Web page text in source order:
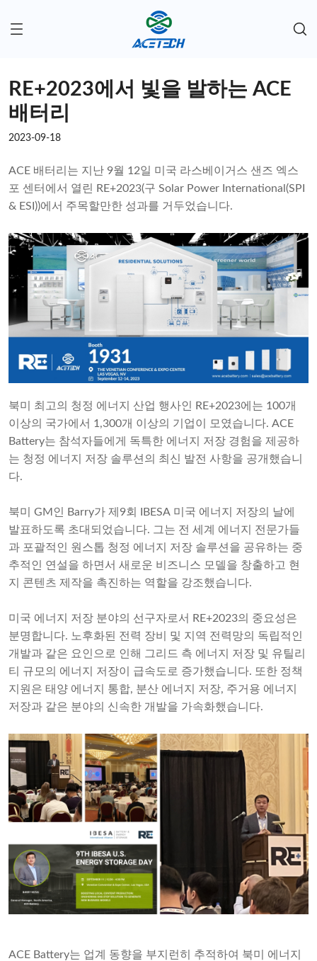
RE+2023에서 빛을 발하는 ACE
배터리
2023-09-18
ACE 배터리는 지난 9월 12일 미국 라스베이거스 샌즈 엑스
포 센터에서 열린 RE+2023(구 Solar Power International(SPI
& ESI))에서 주목할만한 성과를 거두었습니다.
북미 최고의 청정 에너지 산업 행사인 RE+2023에는 100개
이상의 국가에서 1,300개 이상의 기업이 모였습니다. ACE
Battery는 참석자들에게 독특한 에너지 저장 경험을 제공하
는 청정 에너지 저장 솔루션의 최신 발전 사항을 공개했습니
다.
북미 GM인 Barry가 제9회 IBESA 미국 에너지 저장의 날에
발표하도록 초대되었습니다. 그는 전 세계 에너지 전문가들
과 포괄적인 원스톱 청정 에너지 저장 솔루션을 공유하는 중
추적인 연설을 하면서 새로운 비즈니스 모델을 창출하고 현
지 콘텐츠 제작을 촉진하는 역할을 강조했습니다.
미국 에너지 저장 분야의 선구자로서 RE+2023의 중요성은
분명합니다. 노후화된 전력 장비 및 지역 전력망의 독립적인
개발과 같은 요인으로 인해 그리드 측 에너지 저장 및 유틸리
티 규모의 에너지 저장이 급속도로 증가했습니다. 또한 정책
지원은 태양 에너지 통합, 분산 에너지 저장, 주거용 에너지
저장과 같은 분야의 신속한 개발을 가속화했습니다.
ACE Battery는 업계 동향을 부지런히 추적하여 북미 에너지